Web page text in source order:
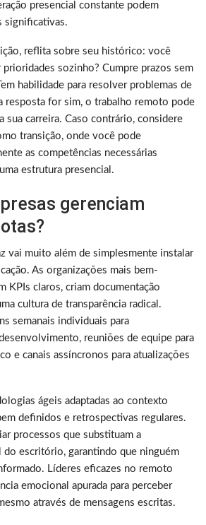
presencial constante podem
significativas.
reflita sobre seu histórico: você
sozinho? Cumpre prazos sem
habilidade para resolver problemas de
resposta for sim, o trabalho remoto pode
sua carreira. Caso contrário, considere
transição, onde você pode
as competências necessárias
estrutura presencial.
gerenciam
vai muito além de simplesmente instalar
As organizações mais bem-
KPIs claros, criam documentação
cultura de transparência radical.
semanais individuais para
reuniões de equipe para
e canais assíncronos para atualizações
ágeis adaptadas ao contexto
definidos e retrospectivas regulares.
processos que substituam a
do escritório, garantindo que ninguém
Líderes eficazes no remoto
emocional apurada para perceber
através de mensagens escritas.